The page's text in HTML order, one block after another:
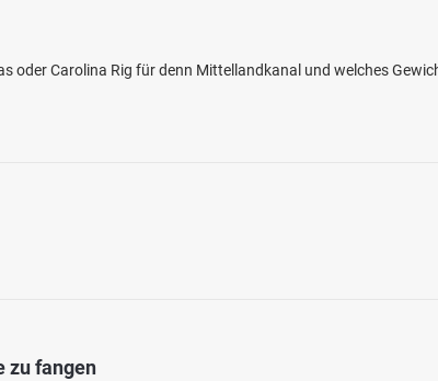
oder Carolina Rig für denn Mittellandkanal und welches
zu fangen